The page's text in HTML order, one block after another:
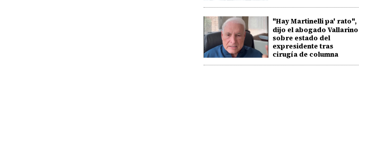
"Hay Martinelli pa' rato",
dijo el abogado Vallarino
sobre estado del
expresidente tras
cirugía de columna